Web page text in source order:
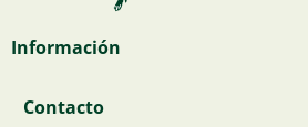
Información
Contacto